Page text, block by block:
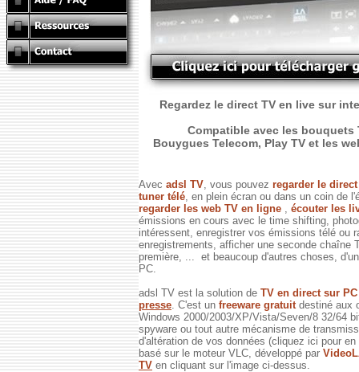
Regardez le direct TV en live sur
Compatible avec les bouquets
Bouygues Telecom, Play TV et les
Avec adsl TV , vous pouvez regarder le
tuner télé , en plein écran ou dans un coin de
regarder les web TV en ligne
écouter les
émissions en cours avec le time shifting,
intéressent, enregistrer vos émissions télé ou
enregistrements, afficher une seconde chaîne
première, ... et beaucoup d'autres choses,
PC.
adsl TV est la solution de TV en direct sur
presse . C'est un freeware gratuit destiné aux
Windows 2000/2003/XP/Vista/Seven/8 32/64
spyware ou tout autre mécanisme de
d'altération de vos données (cliquez ici pour
basé sur le moteur VLC, développé par
TV en cliquant sur l'image ci-dessus.